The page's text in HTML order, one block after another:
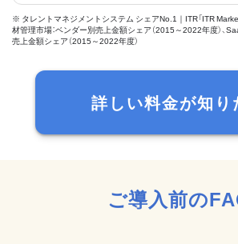
※ タレントマネジメントシステム シェアNo.1｜ITR「ITR
材管理市場：ベンダー別売上金額シェア（2015～2022年度）、
売上金額シェア（2015～2022年度）
詳しい料金が知り
ご導入前の